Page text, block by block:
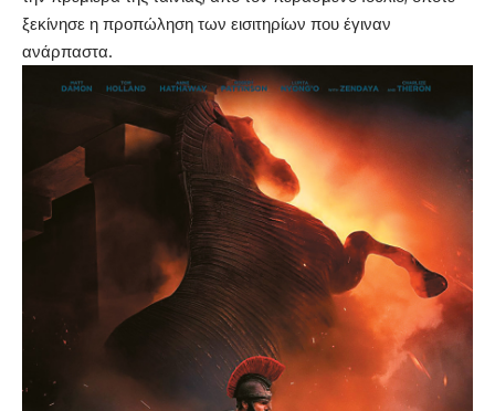
ξεκίνησε η προπώληση των εισιτηρίων που έγιναν
ανάρπαστα.